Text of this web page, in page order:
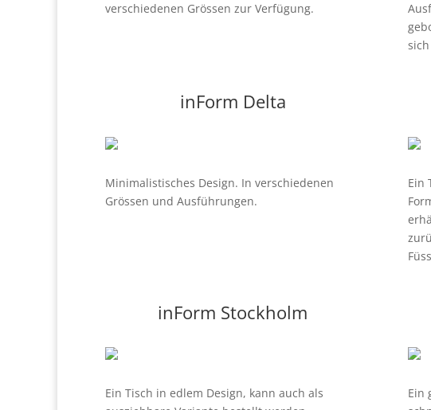
verschiedenen Grössen zur Verfügung.
inForm Delta
Minimalistisches Design. In verschiedenen
Grössen und Ausführungen.
Ein
inForm Stockholm
Ein Tisch in edlem Design, kann auch als
Ein